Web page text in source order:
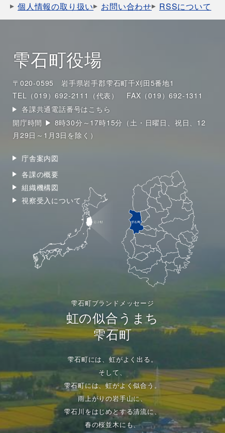
個人情報の取り扱い お問い合わせ RSSについて
雫石町役場
〒020-0595 岩手県岩手郡雫石町千刈田5番地1
TEL（019）692-2111（代表）
FAX（019）692-1311
各課共通電話番号はこちら
開庁時間 ▶ 8時30分～17時15分（土・日曜日、祝日、12
月29日～1月3日を除く）
庁舎案内図
各課の概要
組織機構図
視察受入について
雫石町ブランドメッセージ
虹の似合うまち
雫石町
雫石町には、虹がよく出る。
そして、
雫石町には、虹がよく似合う。
雨上がりの岩手山に、
雫石川をはじめとする清流に、
春の桜並木にも、